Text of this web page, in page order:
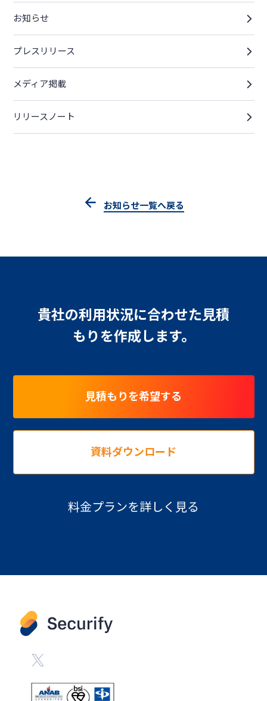
お知らせ
プレスリリース
メディア掲載
リリースノート
お知らせ一覧へ戻る
貴社の利用状況に合わせた見積
もりを作成します。
見積もりを希望する
資料ダウンロード
料金プランを詳しく見る